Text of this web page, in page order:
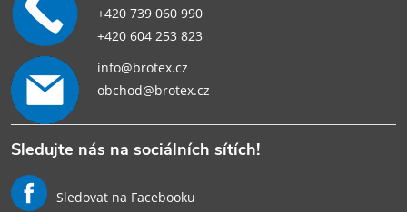
+420 739 060 990
+420 604 253 823
info@brotex.cz
obchod@brotex.cz
Sledujte nás na sociálních sítích!
Sledovat na Facebooku